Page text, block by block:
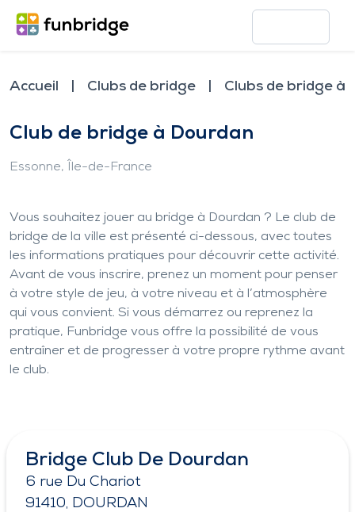
Accueil Clubs de bridge Clubs de bridge à
Club de bridge à Dourdan
Essonne, Île-de-France
Vous souhaitez jouer au bridge à Dourdan ? Le club de
bridge de la ville est présenté ci-dessous, avec toutes
les informations pratiques pour découvrir cette activité.
Avant de vous inscrire, prenez un moment pour penser
à votre style de jeu, à votre niveau et à l’atmosphère
qui vous convient. Si vous démarrez ou reprenez la
pratique, Funbridge vous offre la possibilité de vous
entraîner et de progresser à votre propre rythme avant
le club.
Bridge Club De Dourdan
6 rue Du Chariot
91410, DOURDAN